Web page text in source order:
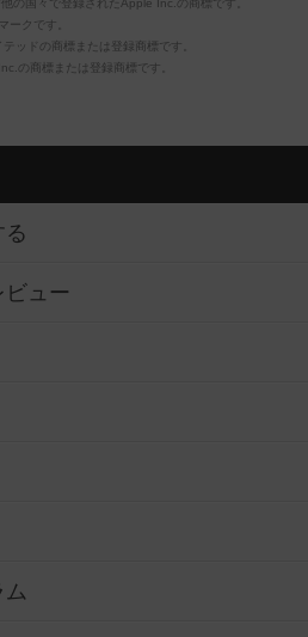
の国々で登録されたApple Inc.の商標です。
ークです。
ッドの商標または登録商標です。
の商標または登録商標です。
ュー